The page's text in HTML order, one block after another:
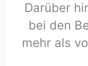
Darüber
bei den
mehr als